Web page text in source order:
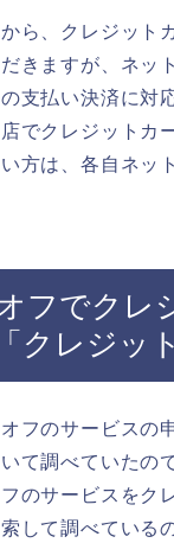
ら、クレジット
きますが、ネッ
支払い決済に対
でクレジットカ
方は、各自ネッ
フでクレ
クレジッ
フのサービスの
て調べていたの
のサービスをク
して調べている